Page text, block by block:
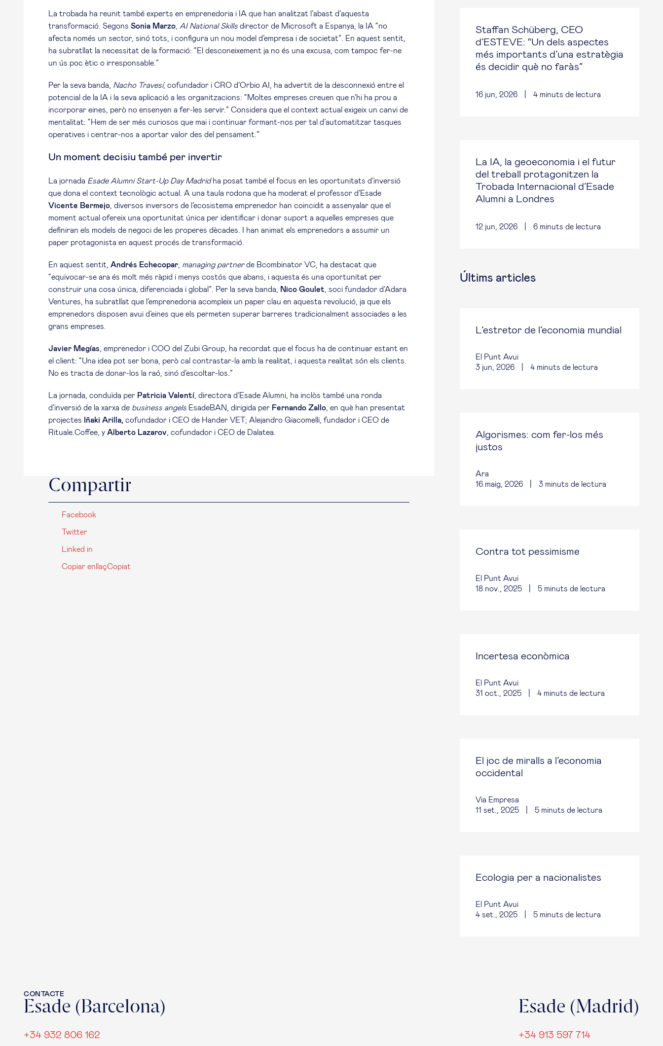
La trobada ha reunit també experts en emprenedoria i IA que han analitzat l’abast d’aquesta
transformació. Segons Sonia Marzo AI National Skills director de Microsoft a Espanya, la IA “no
afecta només un sector, sinó tots, i configura un nou model d’empresa i de societat”. En aquest sentit,
ha subratllat la necessitat de la formació: “El desconeixement ja no és una excusa, com tampoc fer-ne
un ús poc ètic o irresponsable.”
Per la seva banda, Nacho Travesí, cofundador i CRO d’Orbio AI, ha advertit de la desconnexió entre el
potencial de la IA i la seva aplicació a les organitzacions: “Moltes empreses creuen que n’hi ha prou a
incorporar eines, però no ensenyen a fer-les servir.” Considera que el context actual exigeix un canvi de
mentalitat: “Hem de ser més curiosos que mai i continuar formant-nos per tal d’automatitzar tasques
operatives i centrar-nos a aportar valor des del pensament.”
Un moment decisiu també per invertir
La jornada Esade Alumni Start-Up Day Madrid ha posat també el focus en les oportunitats d’inversió
que dona el context tecnològic actual. A una taula rodona que ha moderat el professor d’Esade
Vicente Bermejo , diversos inversors de l’ecosistema emprenedor han coincidit a assenyalar que el
moment actual ofereix una oportunitat única per identificar i donar suport a aquelles empreses que
definiran els models de negoci de les properes dècades. I han animat els emprenedors a assumir un
paper protagonista en aquest procés de transformació.
En aquest sentit, Andrés Echecopar managing partnerde Bcombinator VC, ha destacat que
“equivocar-se ara és molt més ràpid i menys costós que abans, i aquesta és una oportunitat per
construir una cosa única, diferenciada i global”. Per la seva banda,
Nico Goulet , soci fundador d’Adara
Ventures, ha subratllat que l’emprenedoria acompleix un paper clau en aquesta revolució, ja que els
emprenedors disposen avui d’eines que els permeten superar barreres tradicionalment associades a les
grans empreses.
Javier Megías , emprenedor i COO del Zubi Group, ha recordat que el focus ha de continuar estant en
el client: “Una idea pot ser bona, però cal contrastar-la amb la realitat, i aquesta realitat són els clients.
No es tracta de donar-los la raó, sinó d’escoltar-los.”
La jornada, conduïda per Patricia Valentí, directora d’Esade Alumni, ha inclòs també una ronda
d’inversió de la xarxa de business angels EsadeBAN, dirigida per Fernando Zallo , en què han presentat
projectes
Iñaki Arilla, cofundador i CEO de Hander VET; Alejandro Giacomelli, fundador i CEO de
Rituale.Coffee, y Alberto Lazarov , cofundador i CEO de Dalatea.
Compartir
Facebook
Twitter
Linked in
Copiar enllaçCopiat
Staffan Schüberg, CEO
d’ESTEVE: “Un dels aspectes
més importants d’una estratègia
és decidir què no faràs”
16 jun, 2026 4 minuts de lectura
La IA, la geoeconomia i el futur
del treball protagonitzen la
Trobada Internacional d’Esade
Alumni a Londres
12 jun, 2026 6 minuts de lectura
Últims articles
L’estretor de l’economia mundial
El Punt Avui
3 jun, 2026
4 minuts de lectura
Algorismes: com fer-los més
justos
Ara
16 maig, 2026
3 minuts de lectura
Contra tot pessimisme
El Punt Avui
18 nov., 2025
5 minuts de lectura
Incertesa econòmica
El Punt Avui
31 oct., 2025
4 minuts de lectura
El joc de miralls a l’economia
occidental
Via Empresa
11 set., 2025
5 minuts de lectura
Ecologia per a nacionalistes
El Punt Avui
4 set., 2025
5 minuts de lectura
CONTACTE
Esade (Barcelona)
+34 932 806 162
Esade (Madrid)
+34 913 597 714